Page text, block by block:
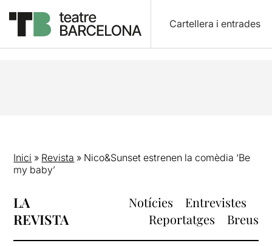
Cartellera i entrades
Inici » Revista » Nico&Sunset estrenen la comèdia ‘Be
my baby’
LA
REVISTA
Notícies
Entrevistes
Reportatges
Breus